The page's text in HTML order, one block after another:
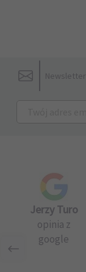
Newsletter
Jerzy Turo
opinia z
google